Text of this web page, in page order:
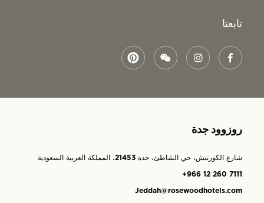
تابعنا
روزوود جدة
شارع الكورنيش، حي الشاطئ، جدة 21453، المملكة العربية السعودية
+966 12 260 7111
Jeddah@rosewoodhotels.com